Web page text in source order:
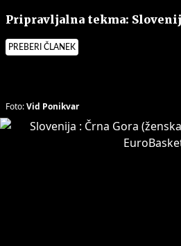
Pripravljalna tekma:
PREBERI ČLANEK
Foto:Vid Ponikvar